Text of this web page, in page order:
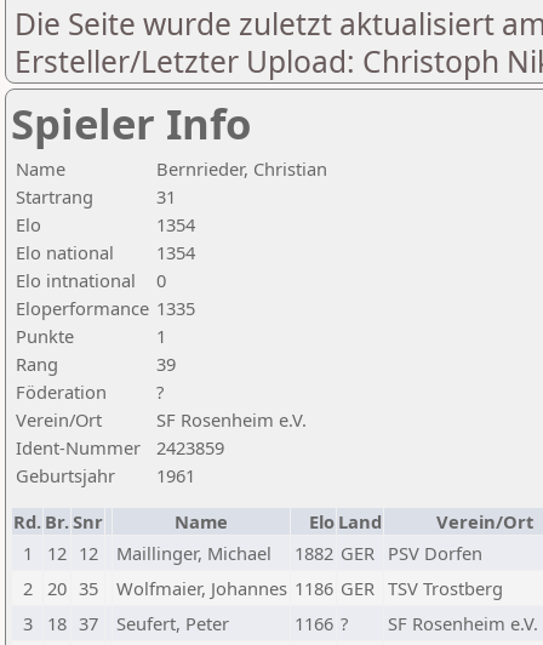
Die Seite wurde zuletzt aktualisiert
Ersteller/Letzter Upload: Christoph
Spieler Info
Name
Bernrieder, Christian
Startrang
31
Elo
1354
Elo national
1354
Elo intnational
0
Eloperformance 1335
Punkte
1
Rang
39
Föderation
?
Verein/Ort
SF Rosenheim e.V.
Ident-Nummer
2423859
Geburtsjahr
1961
Rd. Br.Snr Name Elo Land
Verein/Ort
1
12 12 Maillinger, Michael 1882 GER PSV Dorfen
2
20 35 Wolfmaier, Johannes 1186 GER TSV Trostberg
3
18 37 Seufert, Peter 1166 ?
SF Rosenheim e.V.